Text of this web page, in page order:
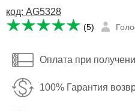
код: AG5328
(5)
Оплата при
100% Гарантия
Телефон*:
Сообщить о